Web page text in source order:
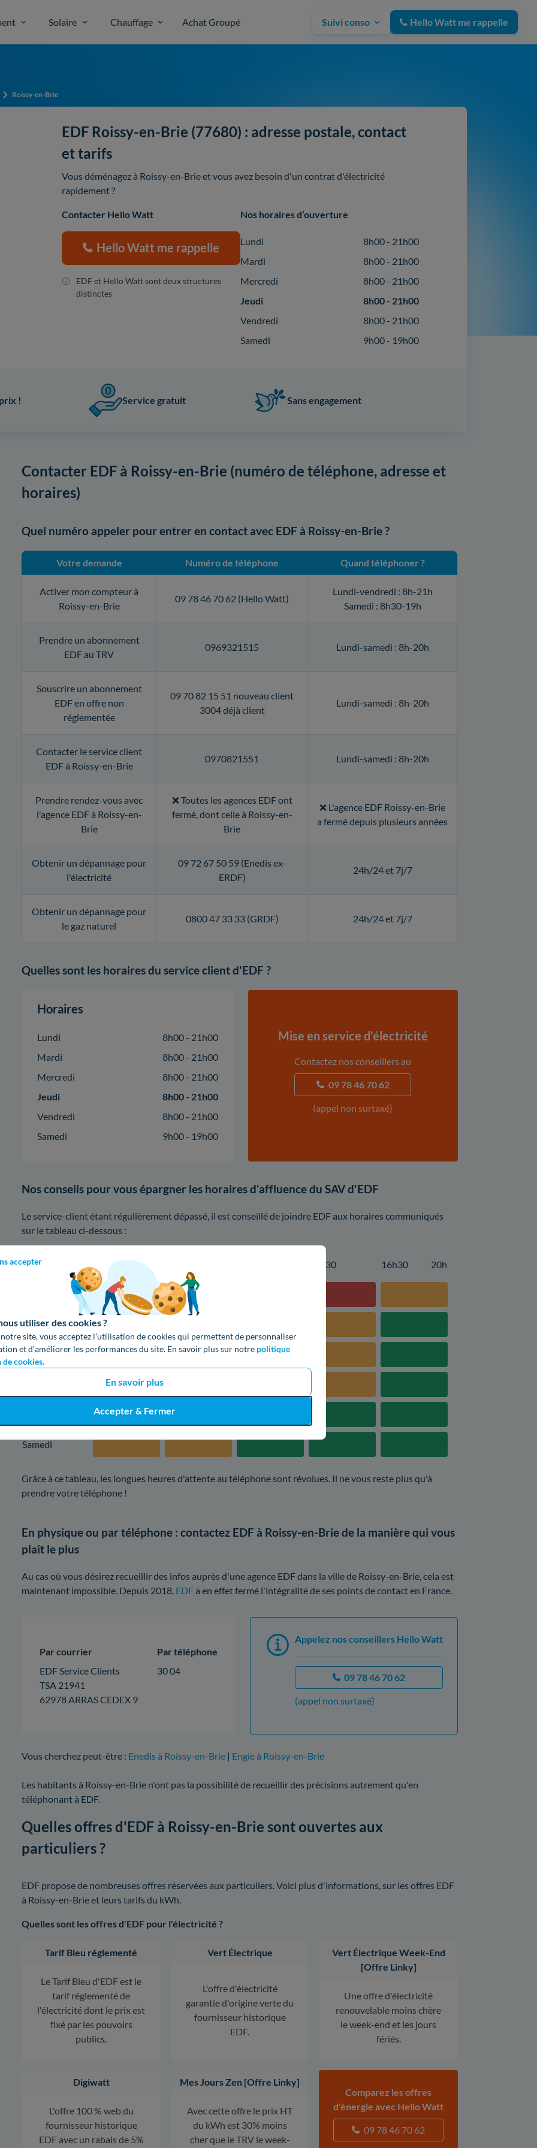
Solaire Chauffage Achat Groupé Suivi conso Hello Watt me rappelle
accepter
utiliser des cookies ?
site, vous acceptez l’utilisation de cookies qui permettent de personnaliser
et d’améliorer les performances du site. En savoir plus sur notre politique
cookies.
En savoir plus
Accepter & Fermer
Roissy-en-Brie
EDF Roissy-en-Brie (77680) : adresse postale, contact
et tarifs
Vous déménagez à Roissy-en-Brie et vous avez besoin d'un contrat d'électricité
rapidement ?
Contacter Hello Watt
Hello Watt me rappelle
EDF et Hello Watt sont deux structures
distinctes
Nos horaires d’ouverture
Lundi
8h00 - 21h00
Mardi
8h00 - 21h00
Mercredi
8h00 - 21h00
Jeudi
8h00 - 21h00
Vendredi
8h00 - 21h00
Samedi
9h00 - 19h00
! Service gratuit Sans engagement
Contacter EDF à Roissy-en-Brie (numéro de téléphone, adresse et
horaires)
Quel numéro appeler pour entrer en contact avec EDF à Roissy-en-Brie ?
Votre demande Numéro de téléphone Quand téléphoner ?
Activer mon compteur à
Roissy-en-Brie
09 78 46 70 62 (Hello Watt)
Lundi-vendredi : 8h-21h
Samedi : 8h30-19h
Prendre un abonnement
EDF au TRV
0969321515 Lundi-samedi : 8h-20h
Souscrire un abonnement
EDF en offre non
réglementée
09 70 82 15 51 nouveau client
3004 déjà client
Lundi-samedi : 8h-20h
Contacter le service client
EDF à Roissy-en-Brie
0970821551 Lundi-samedi : 8h-20h
Prendre rendez-vous avec
l'agence EDF à Roissy-en-
Brie
❌ Toutes les agences EDF ont
fermé, dont celle à Roissy-en-
Brie
❌ L'agence EDF Roissy-en-Brie
a fermé depuis plusieurs années
Obtenir un dépannage pour
l'électricité
09 72 67 50 59 (Enedis ex-
ERDF)
24h/24 et 7j/7
Obtenir un dépannage pour
le gaz naturel
0800 47 33 33 (GRDF) 24h/24 et 7j/7
Quelles sont les horaires du service client d'EDF ?
Horaires
Lundi
8h00 - 21h00
Mardi
8h00 - 21h00
Mercredi
8h00 - 21h00
Jeudi
8h00 - 21h00
Vendredi
8h00 - 21h00
Samedi
9h00 - 19h00
Mise en service d'électricité
Contactez nos conseillers au
09 78 46 70 62
(appel non surtaxé)
Nos conseils pour vous épargner les horaires d'affluence du SAV d'EDF
Le service-client étant régulièrement dépassé, il est conseillé de joindre EDF aux horaires communiqués
sur le tableau ci-dessous :
14h30 16h30 20h
Mardi
Mercredi
Samedi
Grâce à ce tableau, les longues heures d'attente au téléphone sont révolues. Il ne vous reste plus qu'à
prendre votre téléphone !
En physique ou par téléphone : contactez EDF à Roissy-en-Brie de la manière qui vous
plaît le plus
Au cas où vous désirez recueillir des infos auprès d'une agence EDF dans la ville de Roissy-en-Brie, cela est
maintenant impossible. Depuis 2018, EDFa en effet fermé l'intégralité de ses points de contact en France.
Par courrier
EDF Service Clients
TSA 21941
62978 ARRAS CEDEX 9
Par téléphone
30 04
Appelez nos conseillers Hello Watt
09 78 46 70 62
(appel non surtaxé)
Vous cherchez peut-être : Enedis à Roissy-en-Brie | Engie à Roissy-en-Brie
Les habitants à Roissy-en-Brie n'ont pas la possibilité de recueillir des précisions autrement qu'en
téléphonant à EDF.
Quelles offres d'EDF à Roissy-en-Brie sont ouvertes aux
particuliers ?
EDF propose de nombreuses offres réservées aux particuliers. Voici plus d'informations, sur les offres EDF
à Roissy-en-Brie et leurs tarifs du kWh.
Quelles sont les offres d'EDF pour l'électricité ?
Tarif Bleu réglementé
Le Tarif Bleu d'EDF est le
tarif réglementé de
l'électricité dont le prix est
fixé par les pouvoirs
publics.
Vert Électrique
L'offre d'électricité
garantie d'origine verte du
fournisseur historique
EDF.
Vert Électrique Week-End
[Offre Linky]
Une offre d'électricité
renouvelable moins chère
le week-end et les jours
fériés.
Digiwatt
L'offre 100 % web du
fournisseur historique
EDF avec un rabais de 5%
Mes Jours Zen [Offre Linky]
Avec cette offre le prix HT
du kWh est 30% moins
cher que le TRV le week-
Comparez les offres
d'énergie avec Hello Watt
09 78 46 70 62